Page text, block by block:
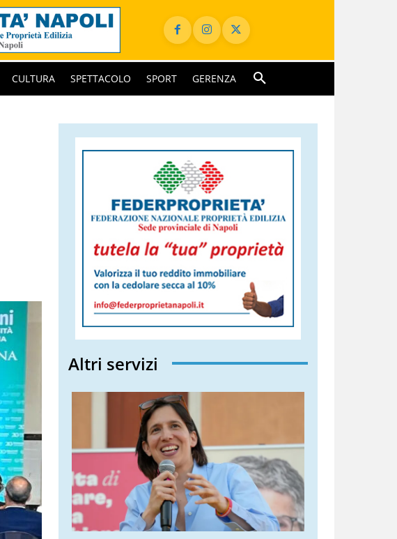
CULTURA SPETTACOLO SPORT GERENZA
Altri servizi